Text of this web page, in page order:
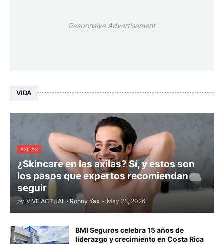
Responsive Advertisement
VIDA
AXILAS
¿Skincare en las axilas? Sí, y estos son
los pasos que expertos recomiendan
seguir
by VIVE ACTUAL · Ronny Yax - May 28, 2026
BMI Seguros celebra 15 años de
liderazgo y crecimiento en Costa Rica